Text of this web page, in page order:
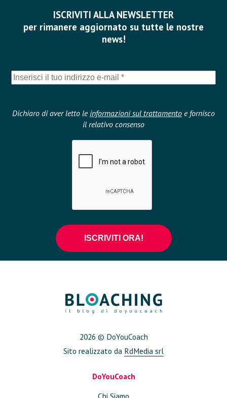
ISCRIVITI ALLA NEWSLETTER
per rimanere aggiornato su tutte le nostre
news!
Dichiaro di aver letto le informazioni sul trattamento e fornisco
il relativo consenso
2026 © DoYouCoach
Sito realizzato da RdMedia srl
DoYouCoach